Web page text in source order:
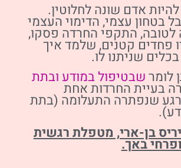
אדם שונה לחלוטין.
בטחון עצמי, הדימוי העצמי
התקפי החרדה פסקו,
פחדים קטנים, שלמד איך
שניתנו לו.
לומרשבטיפול במודע ובתת
בעיית החרדות אחת
שנפתרה התעלומה (בתת
בן-ארי, מטפלת רגשית
באך.